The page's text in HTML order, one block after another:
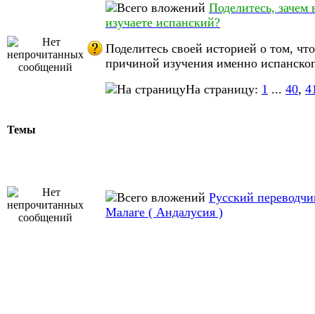
Поделитесь, зачем
изучаете испанский?
Поделитесь своей историей о том,
причиной изучения именно
На страницу: 1 ... 40,
Темы
Русский
Малаге ( Андалуcия )